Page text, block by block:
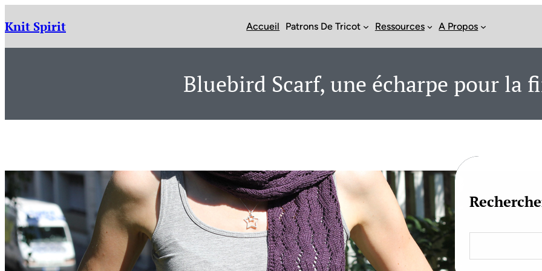
contenu
Knit Spirit Accueil Patrons De Tricot Ressources A Propos
Bluebird Scarf, une écharpe pour la
a